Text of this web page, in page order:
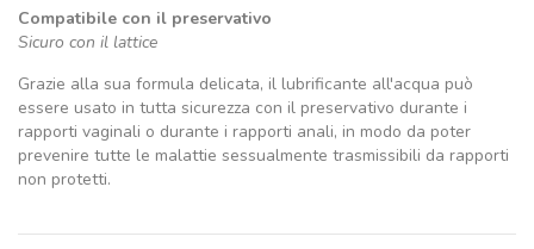
Compatibile con il preservativo
Sicuro con il lattice
Grazie alla sua formula delicata, il lubrificante all'acqua può
essere usato in tutta sicurezza con il preservativo durante i
rapporti vaginali o durante i rapporti anali, in modo da poter
prevenire tutte le malattie sessualmente trasmissibili da rapporti
non protetti.